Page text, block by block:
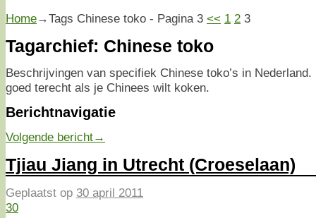
Home→Tags Chinese toko - Pagina 3 << 1 2 3
Tagarchief: Chinese toko
Beschrijvingen van specifiek Chinese toko’s in
goed terecht als je Chinees wilt koken.
Berichtnavigatie
Volgende bericht→
Tjiau Jiang in Utrecht (Croeselaan)
Geplaatst op 30 april 2011
30